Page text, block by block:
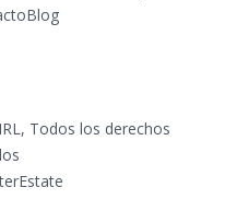
Blog
, Todos los derechos